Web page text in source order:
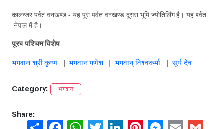
कालन्जर पर्वत वनखण्ड - यह पूरा पर्वत वनखण्ड दूसरा भूमि ज्योतिर्लिंग है। यह पर्वत
नेपाल में है।
पूरब पश्चिम विशेष
भगवान श्री कृष्ण भगवान गणेश| भगवान् विश्वकर्मा |सूर्य देव
Category: भगवान
Share:
Share FacebookWhatsAppTwitter LinkedInPinterestMessenger
Email